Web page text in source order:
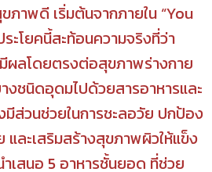
าพดี เริ่มต้นจากภายใน “You
ะโยคนี้สะท้อนความจริงที่ว่า
มีผลโดยตรงต่อสุขภาพร่างกาย
ชนิดอุดมไปด้วยสารอาหารและ
ส่วนช่วยในการชะลอวัย ปกป้อง
และเสริมสร้างสุขภาพผิวให้แข็ง
เสนอ 5 อาหารชั้นยอด ที่ช่วย